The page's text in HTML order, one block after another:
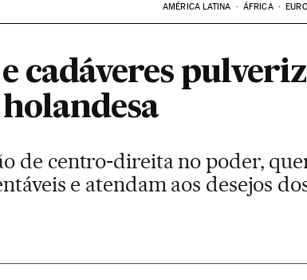
AMÉRICA LATINA ÁFRICA
cadáveres
de centro-direita no poder,
e atendam aos desejos